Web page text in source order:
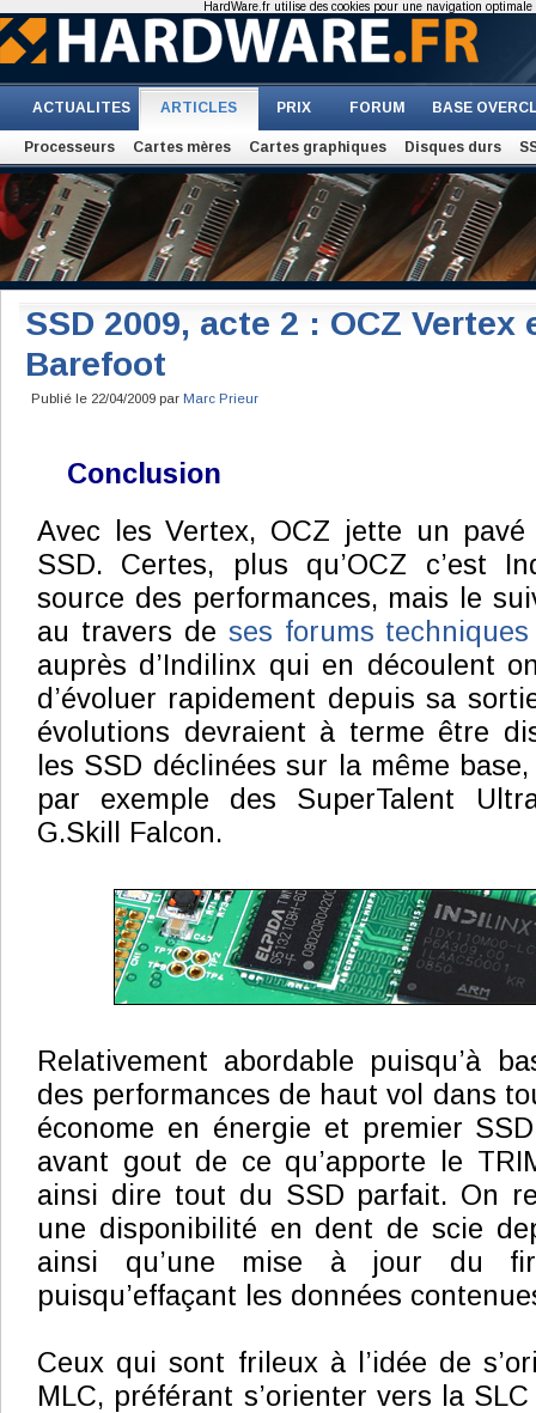
ACTUALITES ARTICLES PRIX FORUM BASE
Processeurs Cartes mères Cartes graphiques Disques durs
SSD 2009, acte 2 : OCZ
Barefoot
Publié le 22/04/2009 par Marc Prieur
Conclusion
Avec les Vertex, OCZ jette un
SSD. Certes, plus qu’OCZ c’est
source des performances, mais le
au travers de ses forums
auprès d’Indilinx qui en découlent
d’évoluer rapidement depuis sa
évolutions devraient à terme être
les SSD déclinées sur la même
par exemple des SuperTalent
G.Skill Falcon.
Relativement abordable puisqu’à
des performances de haut vol dans
économe en énergie et premier
avant gout de ce qu’apporte le
ainsi dire tout du SSD parfait. On
une disponibilité en dent de scie
ainsi qu’une mise à jour du
puisqu’effaçant les données
Ceux qui sont frileux à l’idée de
MLC, préférant s’orienter vers la
HardWare.fr utilise des cookies pour une navigation